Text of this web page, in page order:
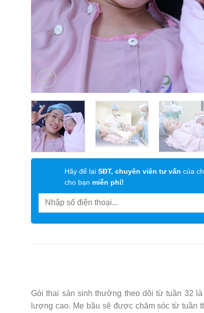
Hãy để lại SĐT, chuyên viên tư vấn của
cho bạn miễn phí!
Gói thai sản sinh thường theo dõi từ tuần 32
lượng cao. Mẹ bầu sẽ được chăm sóc từ tuần